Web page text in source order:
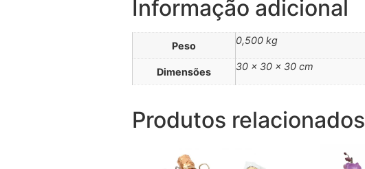
Informação adicional
Peso 0,500 kg
Dimensões 30 × 30 × 30 cm
Produtos relacionados